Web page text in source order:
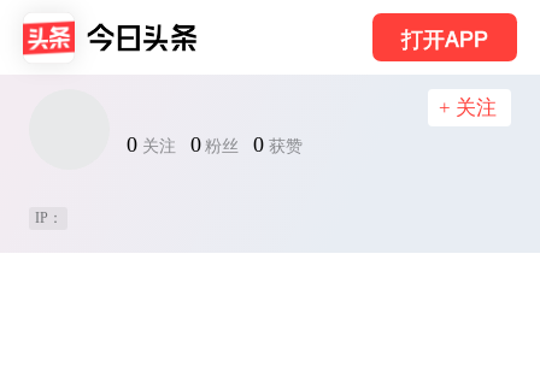
打开APP
0 关注 0 粉丝 0 获赞
+ 关注
IP：